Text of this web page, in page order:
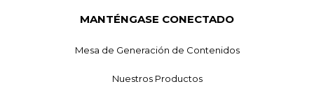
MANTÉNGASE CONECTADO
Mesa de Generación de Contenidos
Nuestros Productos